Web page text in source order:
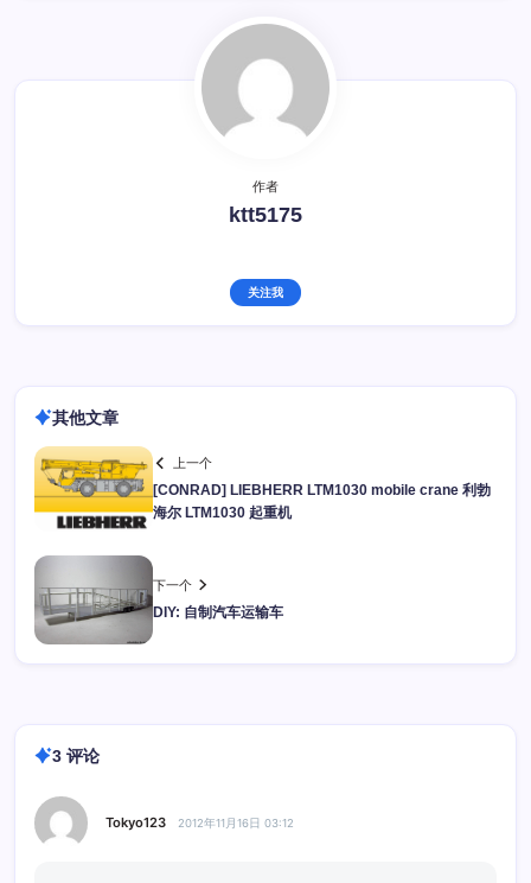
作者
ktt5175
关注我
其他文章
上一个
[CONRAD] LIEBHERR LTM1030 mobile crane 利勃
海尔 LTM1030 起重机
下一个
DIY: 自制汽车运输车
3 评论
Tokyo123 2012年11月16日 03:12